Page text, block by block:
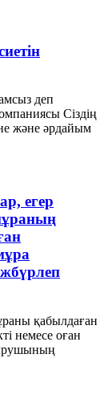
деп
Сіздің
және әрдайым
егер
қабылдаған
немесе оған